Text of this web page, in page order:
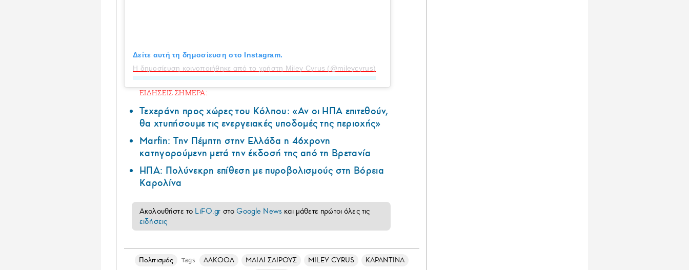
Δείτε αυτή τη δημοσίευση στο Instagram.
Η δημοσίευση κοινοποιήθηκε από το χρήστη Miley Cyrus (@mileycyrus)
ΕΙΔΗΣΕΙΣ ΣΗΜΕΡΑ:
Τεχεράνη προς χώρες του Κόλπου: «Αν οι ΗΠΑ επιτεθούν,
θα χτυπήσουμε τις ενεργειακές υποδομές της περιοχής»
Marfin: Την Πέμπτη στην Ελλάδα η 46χρονη
κατηγορούμενη μετά την έκδοσή της από τη Βρετανία
ΗΠΑ: Πολύνεκρη επίθεση με πυροβολισμούς στη Βόρεια
Καρολίνα
Ακολουθήστε το LiFO.gr στοGoogle News και μάθετε πρώτοι όλες τις
ειδήσεις
Πολιτισμός Tags ΑΛΚΟΟΛ ΜΑΙΛΙ ΣΑΙΡΟΥΣ MILEY CYRUS ΚΑΡΑΝΤΙΝΑ